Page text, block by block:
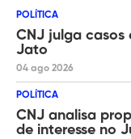
POLÍTICA
CNJ julga casos
Jato
04 ago 2026
POLÍTICA
CNJ analisa
de interesse no